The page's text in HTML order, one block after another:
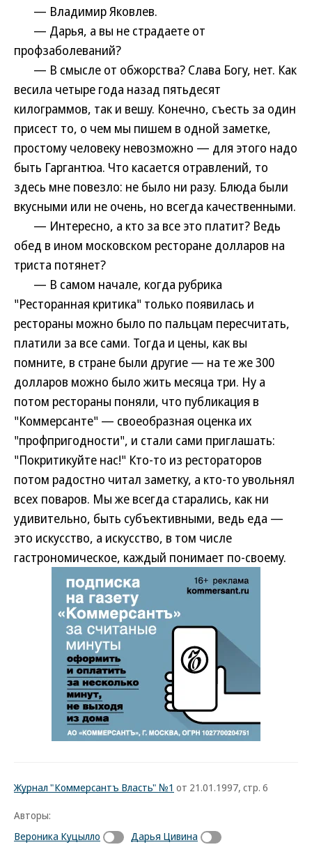
— Владимир Яковлев.
— Дарья, а вы не страдаете от
профзаболеваний?
— В смысле от обжорства? Слава Богу, нет. Как
весила четыре года назад пятьдесят
килограммов, так и вешу. Конечно, съесть за один
присест то, о чем мы пишем в одной заметке,
простому человеку невозможно — для этого надо
быть Гаргантюа. Что касается отравлений, то
здесь мне повезло: не было ни разу. Блюда были
вкусными или не очень, но всегда качественными.
— Интересно, а кто за все это платит? Ведь
обед в ином московском ресторане долларов на
триста потянет?
— В самом начале, когда рубрика
"Ресторанная критика" только появилась и
рестораны можно было по пальцам пересчитать,
платили за все сами. Тогда и цены, как вы
помните, в стране были другие — на те же 300
долларов можно было жить месяца три. Ну а
потом рестораны поняли, что публикация в
"Коммерсанте" — своеобразная оценка их
"профпригодности", и стали сами приглашать:
"Покритикуйте нас!" Кто-то из рестораторов
потом радостно читал заметку, а кто-то увольнял
всех поваров. Мы же всегда старались, как ни
удивительно, быть субъективными, ведь еда —
это искусство, а искусство, в том числе
гастрономическое, каждый понимает по-своему.
Журнал "Коммерсантъ Власть" №1 от 21.01.1997, стр. 6
Авторы:
Вероника Куцылло
Дарья Цивина